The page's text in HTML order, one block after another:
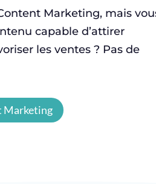
Marketing, mais
capable d’attirer
les ventes ? Pas de
Marketing